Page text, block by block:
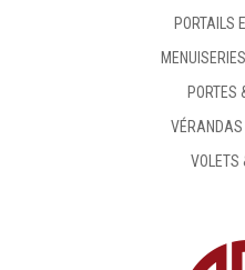
PORTAILS
PORTES
VÉRANDAS
VOLETS